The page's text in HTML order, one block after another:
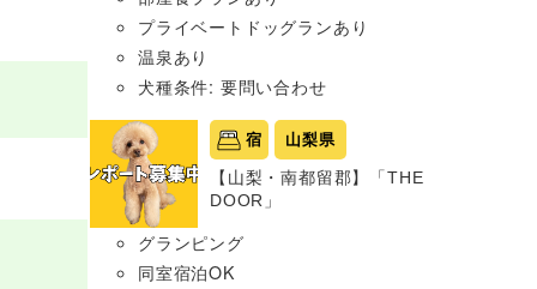
プライベートドッグランあり
温泉あり
犬種条件: 要問い合わせ
宿 山梨県
【山梨・南都留郡】「THE
DOOR」
グランピング
同室宿泊OK